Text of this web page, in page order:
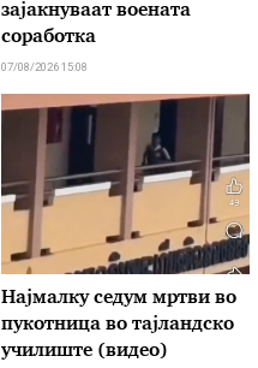
зајакнуваат воената
соработка
07/08/2026 15:08
Најмалку седум мртви во
пукотница во тајландско
училиште (видео)